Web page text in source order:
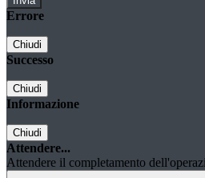
Errore
Chiudi
Successo
Chiudi
Informazione
Chiudi
Attendere...
Attendere il completamento